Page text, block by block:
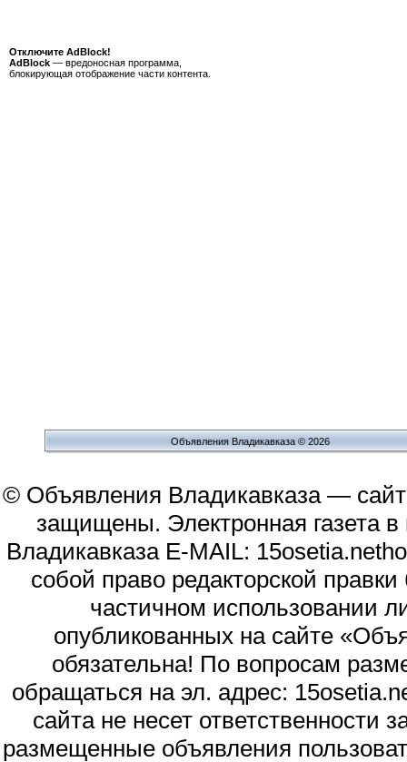
Отключите AdBlock!
AdBlock — вредоносная программа,
блокирующая отображение части контента.
Объявления Владикавказа © 2026
© Объявления Владикавказа —
защищены. Электронная газета
Владикавказа E-MAIL:
собой право редакторской
частичном использовании
опубликованных на сайте
обязательна! По вопросам
обращаться на эл. адрес:
сайта не несет
размещенные объявления